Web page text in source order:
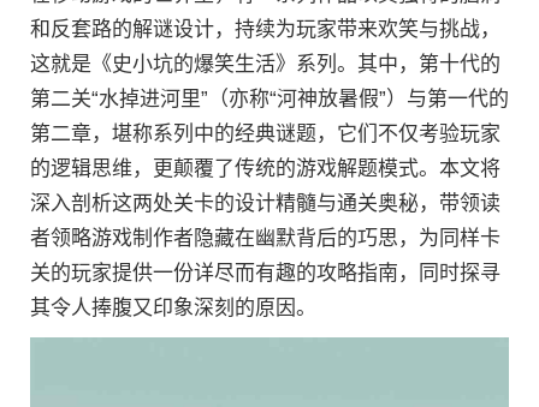
和反套路的解谜设计，持续为玩家带来欢笑与挑战，
这就是《史小坑的爆笑生活》系列。其中，第十代的
第二关“水掉进河里”（亦称“河神放暑假”）与第一代的
第二章，堪称系列中的经典谜题，它们不仅考验玩家
的逻辑思维，更颠覆了传统的游戏解题模式。本文将
深入剖析这两处关卡的设计精髓与通关奥秘，带领读
者领略游戏制作者隐藏在幽默背后的巧思，为同样卡
关的玩家提供一份详尽而有趣的攻略指南，同时探寻
其令人捧腹又印象深刻的原因。